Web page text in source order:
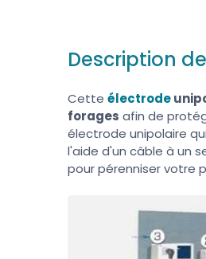
Description
Cetteélectrode
forages afin de
électrode unipolaire
l'aide d'un câble à un
pour pérenniser votre